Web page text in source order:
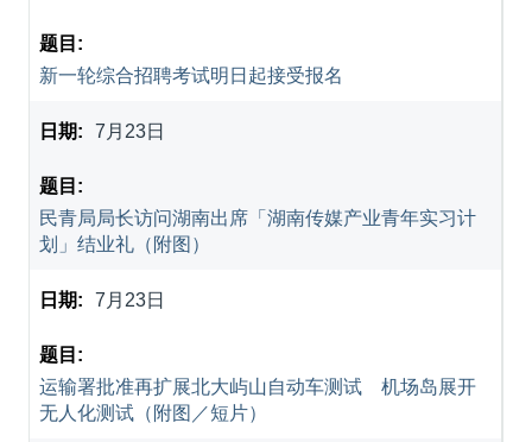
新一轮综合招聘考试明日起接受报名
7月23日
民青局局长访问湖南出席「湖南传媒产业青年实习计
划」结业礼（附图）
7月23日
运输署批准再扩展北大屿山自动车测试 机场岛展开
无人化测试（附图／短片）